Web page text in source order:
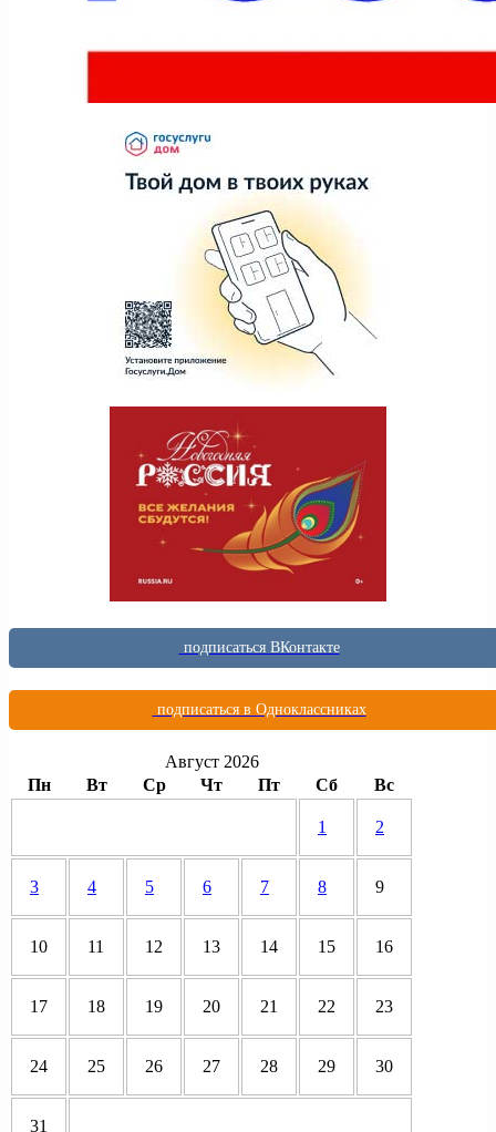
подписаться ВКонтакте
подписаться в Одноклассниках
Август 2026
Пн
Вт Ср Чт Пт Сб Вс
1 2
3 4 5 6 7 8 9
10 11 12 13 14 15 16
17 18 19 20 21 22 23
24 25 26 27 28 29 30
31